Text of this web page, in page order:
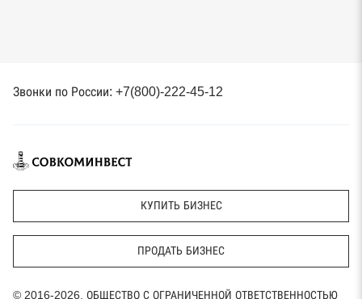
Звонки по России: +7(800)-222-45-12
КУПИТЬ БИЗНЕС
ПРОДАТЬ БИЗНЕС
© 2016-2026, ОБЩЕСТВО С ОГРАНИЧЕННОЙ ОТВЕТСТВЕННОСТЬЮ